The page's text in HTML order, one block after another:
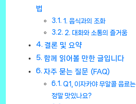
법
1. 음식과의 조화
2. 대화와 소통의 즐거움
결론 및 요약
함께 읽어볼 만한 글입니다
자주 묻는 질문 (FAQ)
Q1, 이자카야 무알콜 음료는
정말 맛있나요?